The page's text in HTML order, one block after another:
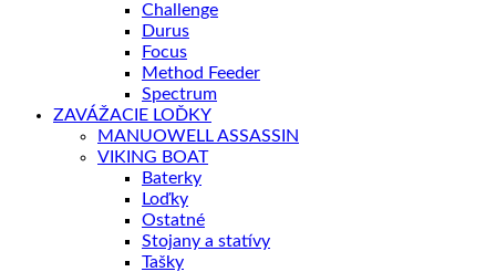
Challenge
Durus
Focus
Method Feeder
Spectrum
ZAVÁŽACIE LOĎKY
MANUOWELL ASSASSIN
VIKING BOAT
Baterky
Loďky
Ostatné
Stojany a statívy
Tašky